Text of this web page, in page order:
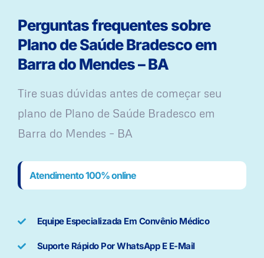
Perguntas frequentes sobre
Plano de Saúde Bradesco em
Barra do Mendes – BA
Tire suas dúvidas antes de começar seu
plano ​de Plano de Saúde Bradesco em
Barra do Mendes – BA
Atendimento 100% online
Equipe Especializada Em Convênio Médico
Suporte Rápido Por WhatsApp E E-Mail